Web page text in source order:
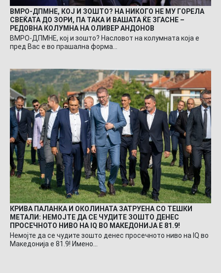
ВМРО-ДПМНЕ, КОЈ И ЗОШТО? НА НИКОГО НЕ МУ ГОРЕЛА
СВЕЌАТА ДО ЗОРИ, ПА ТАКА И ВАШАТА ЌЕ ЗГАСНЕ –
РЕДОВНА КОЛУМНА НА ОЛИВЕР АНДОНОВ
ВМРО-ДПМНЕ, кој и зошто? Насловот на колумната која е
пред Вас е во прашална форма…
КРИВА ПАЛАНКА И ОКОЛИНАТА ЗАТРУЕНА СО ТЕШКИ
МЕТАЛИ: НЕМОЈТЕ ДА СЕ ЧУДИТЕ ЗОШТО ДЕНЕС
ПРОСЕЧНОТО НИВО НА IQ ВО МАКЕДОНИЈА Е 81.9!
Немојте да се чудите зошто денес просечното ниво на IQ во
Македонија е 81.9! Имено…